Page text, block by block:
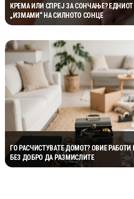
КРЕМА ИЛИ СПРЕЈ ЗА СОНЧАЊЕ?
„ИЗМАМИ“ НА СИЛНОТО СОНЦЕ
ГО РАСЧИСТУВАТЕ ДОМОТ? ОВИЕ РАБОТИ
БЕЗ ДОБРО ДА РАЗМИСЛИТЕ